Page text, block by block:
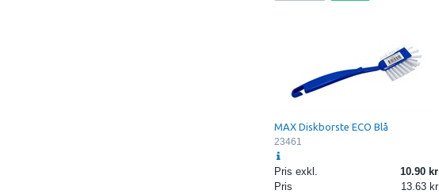
MAX Diskborste ECO Blå
23461
Pris exkl.
10.90
Pris
13.63